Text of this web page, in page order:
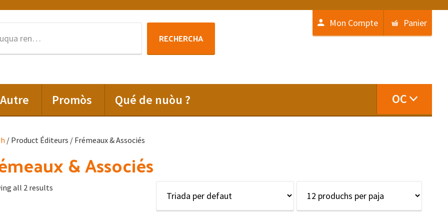
:
RECHERCHA
Mon Compte Panier
Autre Promòs Qué de nuòu ? OC
/ Product Éditeurs / Frémeaux & Associés
& Associés
all 2 results